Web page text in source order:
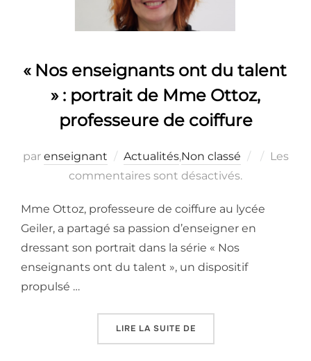
« Nos enseignants ont du talent
» : portrait de Mme Ottoz,
professeure de coiffure
par enseignant Actualités,Non classé
Publié
Les
commentaires sont désactivés.
Mme Ottoz, professeure de coiffure au lycée
Geiler, a partagé sa passion d’enseigner en
dressant son portrait dans la série « Nos
enseignants ont du talent », un dispositif
propulsé …
LIRE LA SUITE DE« « NOS ENSEIGNANTS